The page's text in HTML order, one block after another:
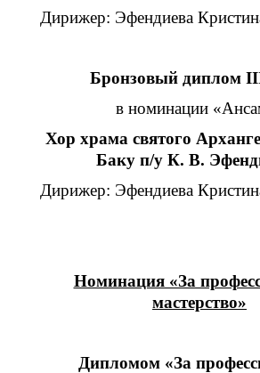
Дирижер: Эфендиева
Бронзовый диплом
в номинации
Хор храма святого
Баку п/у К. В.
Дирижер: Эфендиева
Номинация «За
мастерство»
Дипломом «За